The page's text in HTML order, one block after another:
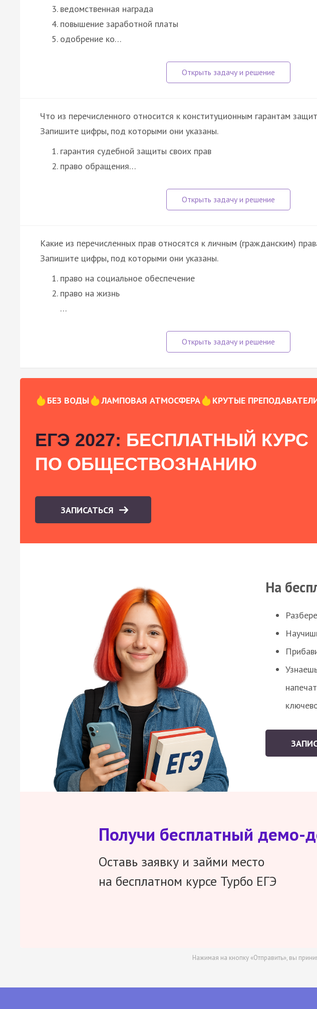
ведомственная награда
повышение заработной платы
одобрение ко…
Что из перечисленного относится к конституционным гарантам
Запишите цифры, под которыми они указаны.
гарантия судебной защиты своих прав
право обращения…
Какие из перечисленных прав относятся к личным (гражданским)
Запишите цифры, под которыми они указаны.
право на социальное обеспечение
право на жизнь
…
БЕЗ ВОДЫ ЛАМПОВАЯ АТМОСФЕРА КРУТЫЕ
ЕГЭ 2027: БЕСПЛАТНЫЙ КУРС
ПО ОБЩЕСТВОЗНАНИЮ
ЗАПИСАТЬСЯ
На
Получи бесплатный демо-
Оставь заявку и займи место
на бесплатном курсе Турбо ЕГЭ
Нажимая на кнопку «Отправить», вы